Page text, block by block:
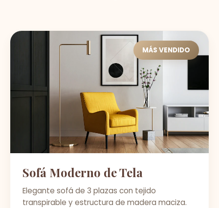
MÁS VENDIDO
Sofá Moderno de Tela
Elegante sofá de 3 plazas con tejido
transpirable y estructura de madera maciza.